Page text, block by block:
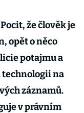
Pocit, že člověk je
opět o něco
potajmu a
technologii na
záznamů.
v právním